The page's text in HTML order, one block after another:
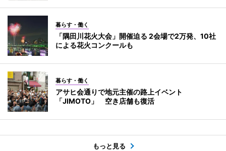
暮らす・働く
「隅田川花火大会」開催迫る 2会場で2万発、10社
による花火コンクールも
暮らす・働く
アサヒ会通りで地元主催の路上イベント
「JIMOTO」 空き店舗も復活
もっと見る